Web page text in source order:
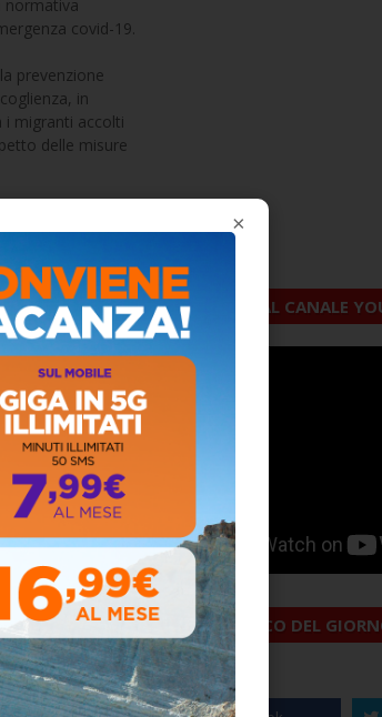
normativa
covid-19.
prevenzione
in
i migranti accolti
delle misure
screening da
o sintomi
e, comunque,
e di
di
gli operatori
si
sulla questione,
dei
sul
ed, in
di Agrigento e
in
per una sola
dalla
×
ISCRIVITI AL CANALE
ALMANACCO DEL